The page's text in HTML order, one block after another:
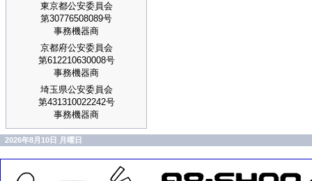
東京都公安委員会
第30776508089号
事務機器商
京都府公安委員会
第612210630008号
事務機器商
埼玉県公安委員会
第431310022242号
事務機器商
2026年8月10日 月曜日